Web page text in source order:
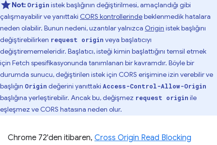
Not: Origin istek başlığının değiştirilmesi, amaçlandığı gibi
çalışmayabilir ve yanıttaki CORS kontrollerindebeklenmedik hatalara
neden olabilir. Bunun nedeni, uzantılar yalnızca Origin istek başlığını
değiştirebilirken request origin veya başlatıcıyı
değiştirememeleridir. Başlatıcı, isteği kimin başlattığını temsil etmek
için Fetch spesifikasyonunda tanımlanan bir kavramdır. Böyle bir
durumda sunucu, değiştirilen istek için CORS erişimine izin verebilir ve
başlığın Origin değerini yanıttaki Access-Control-Allow-Origin
başlığına yerleştirebilir. Ancak bu, değişmez request origin ile
eşleşmez ve CORS hatasına neden olur.
Chrome 72'den itibaren, Cross Origin Read Blocking